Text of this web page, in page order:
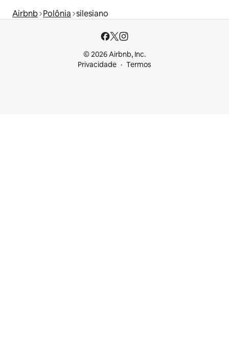
Airbnb Polônia silesiano
© 2026 Airbnb, Inc.
Privacidade
Termos